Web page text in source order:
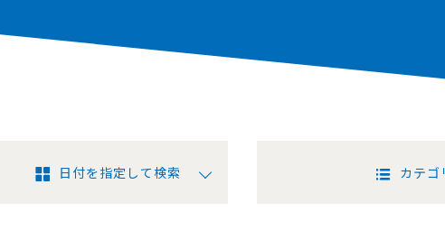
日付を指定して検索 カテゴ